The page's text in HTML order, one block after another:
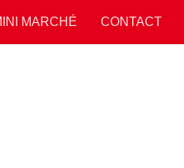
MARCHÉ CONTACT